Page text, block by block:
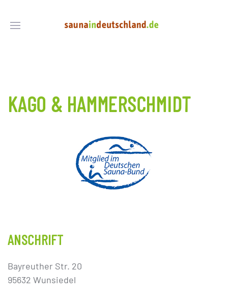
KAGO & HAMMERSCHMIDT
ANSCHRIFT
Bayreuther Str. 20
95632 Wunsiedel